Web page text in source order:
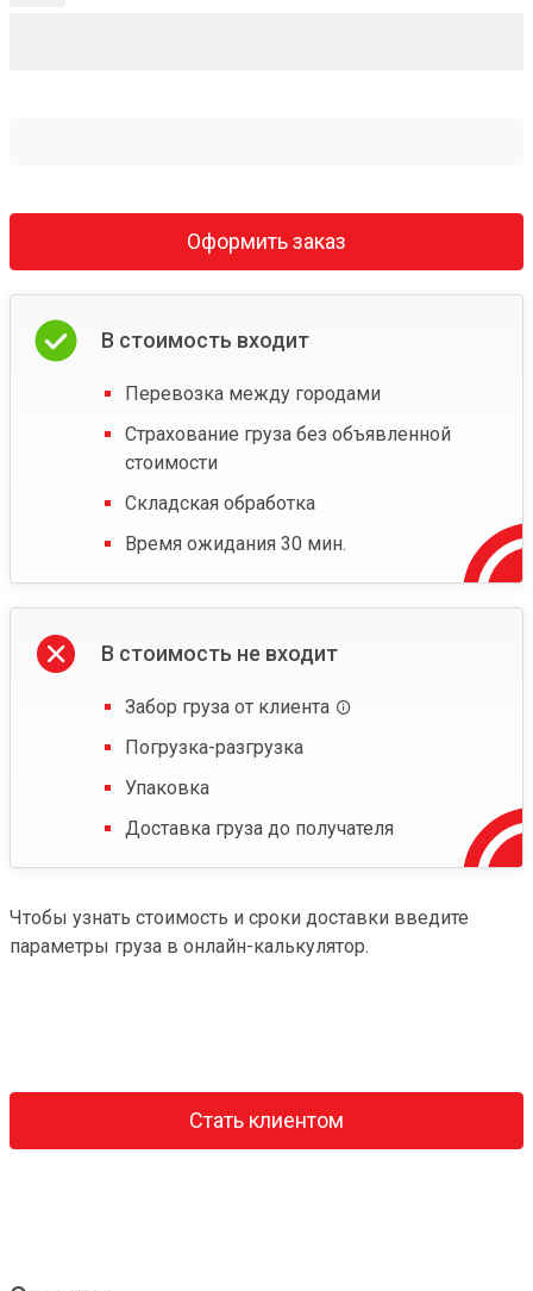
Оформить заказ
В стоимость входит
Перевозка между городами
Страхование груза без объявленной
стоимости
Складская обработка
Время ожидания 30 мин.
В стоимость не входит
Забор груза от клиента
Погрузка-разгрузка
Упаковка
Доставка груза до получателя
Чтобы узнать стоимость и сроки доставки введите
параметры груза в онлайн-калькулятор.
Стать клиентом